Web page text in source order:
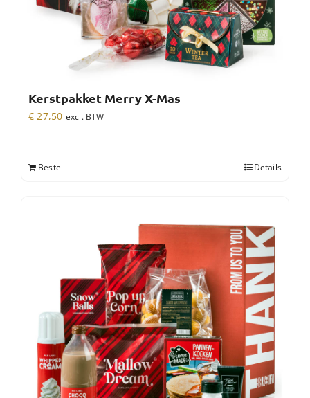
Kerstpakket Merry X-Mas
€ 27,50 excl. BTW
Bestel Details